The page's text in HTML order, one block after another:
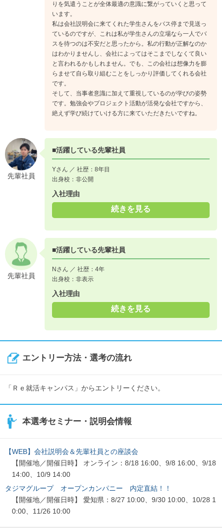
りを気遣うことが全体最適の意識に繋がっていくと思って
います。
私は会社説明会に来てくれた学生さんをバス停まで見送っ
ているのですが、これは私が学生さんの立場なら一人でバ
スを待つのは不安だと思ったから。私の行動が正解なのか
はわかりませんし、会社によってはそこまでしなくて良い
と言われるかもしれません。でも、この会社は想像力を膨
らませて自ら取り組むことをしっかり評価してくれる会社
です。
そして、当事者意識に加えて重視しているのが学びの姿勢
です。勉強会やプロジェクト活動が活発な会社ですから、
絶えず学び続けていける方に来ていただきたいですね。
先輩社員
■活躍している先輩社員
Yさん ／ 社歴：8年目
出身校：非公開
入社理由
続きを見る
先輩社員
■活躍している先輩社員
Nさん ／ 社歴：4年
出身校：非表示
入社理由
続きを見る
エントリー方法・選考の流れ
「Ｒｅ就活キャンパス」からエントリーください。
本選考セミナー・説明会情報
【WEB】会社説明会＆先輩社員との座談会
【開催地／開催日時】 オンライン：8/18 16:00、9/8 16:00、9/18
14:00、10/9 14:00
タジマグループ オープンカンパニー 内定直結！！
【開催地／開催日時】 愛知県：8/27 10:00、9/30 10:00、10/28 1
0:00、11/26 10:00